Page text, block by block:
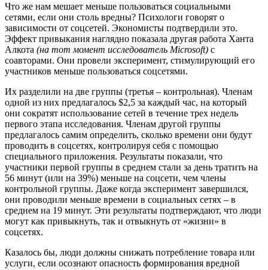
Что же нам мешает меньше пользоваться социальными
сетями, если они столь вредны? Психологи говорят о
зависимости от соцсетей. Экономисты подтвердили это.
Эффект привыкания наглядно показала другая работа Ханта
Алкота (на тот момент исследователь Microsoft) с
соавторами. Они провели эксперимент, стимулирующий его
участников меньше пользоваться соцсетями.
Их разделили на две группы (третья – контрольная). Членам
одной из них предлагалось $2,5 за каждый час, на который
они сократят использование сетей в течение трех недель
первого этапа исследования. Членам другой группы
предлагалось самим определить, сколько времени они будут
проводить в соцсетях, контролируя себя с помощью
специального приложения. Результаты показали, что
участники первой группы в среднем стали за день тратить на
56 минут (или на 39%) меньше на соцсети, чем члены
контрольной группы. Даже когда эксперимент завершился,
они проводили меньше времени в социальных сетях – в
среднем на 19 минут. Эти результаты подтверждают, что люди
могут как привыкнуть, так и отвыкнуть от «жизни» в
соцсетях.
Казалось бы, люди должны снижать потребление товара или
услуги, если осознают опасность формирования вредной